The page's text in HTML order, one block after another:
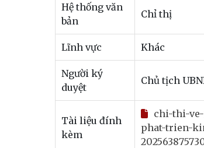
Hệ thống văn
bản
Chỉ thị
Lĩnh vực Khác
Người ký
duyệt
Chủ tịch
Tài liệu đính
kèm
chi-thi-
phat-trien-